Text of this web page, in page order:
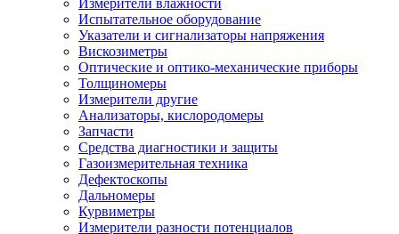
Измерители влажности
Испытательное оборудование
Указатели и сигнализаторы напряжения
Вискозиметры
Оптические и оптико-механические приборы
Толщиномеры
Измерители другие
Анализаторы, кислородомеры
Запчасти
Средства диагностики и защиты
Газоизмерительная техника
Дефектоскопы
Дальномеры
Курвиметры
Измерители разности потенциалов